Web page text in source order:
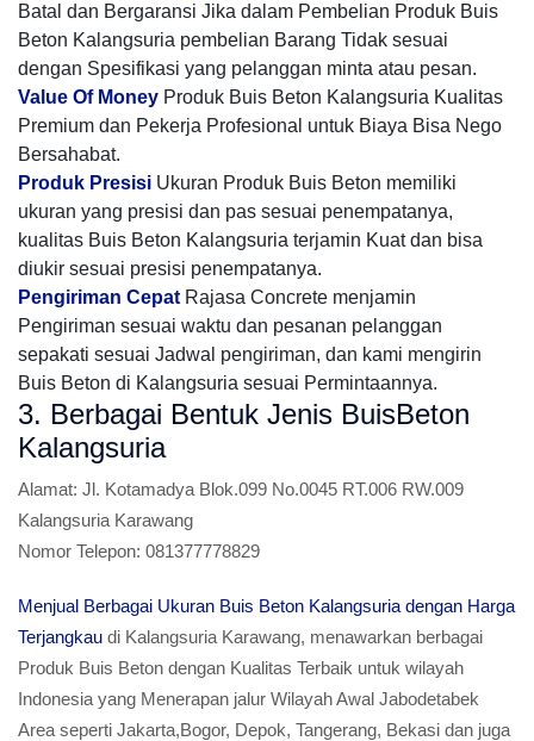
Batal dan Bergaransi Jika dalam Pembelian Produk Buis
Beton Kalangsuria pembelian Barang Tidak sesuai
dengan Spesifikasi yang pelanggan minta atau pesan.
Value Of Money Produk Buis Beton Kalangsuria Kualitas
Premium dan Pekerja Profesional untuk Biaya Bisa Nego
Bersahabat.
Produk Presisi Ukuran Produk Buis Beton memiliki
ukuran yang presisi dan pas sesuai penempatanya,
kualitas Buis Beton Kalangsuria terjamin Kuat dan bisa
diukir sesuai presisi penempatanya.
Pengiriman Cepat Rajasa Concrete menjamin
Pengiriman sesuai waktu dan pesanan pelanggan
sepakati sesuai Jadwal pengiriman, dan kami mengirin
Buis Beton di Kalangsuria sesuai Permintaannya.
3. Berbagai Bentuk Jenis BuisBeton
Kalangsuria
Alamat: Jl. Kotamadya Blok.099 No.0045 RT.006 RW.009
Kalangsuria Karawang
Nomor Telepon: 081377778829
Menjual Berbagai Ukuran Buis Beton Kalangsuria dengan Harga
Terjangkau di Kalangsuria Karawang, menawarkan berbagai
Produk Buis Beton dengan Kualitas Terbaik untuk wilayah
Indonesia yang Menerapan jalur Wilayah Awal Jabodetabek
Area seperti Jakarta,Bogor, Depok, Tangerang, Bekasi dan juga